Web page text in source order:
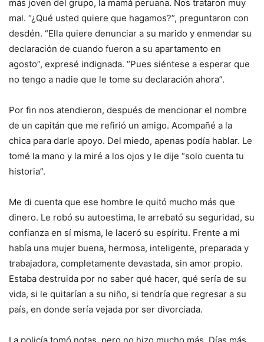
más joven del grupo, la mamá peruana. Nos trataron muy
mal. “¿Qué usted quiere que hagamos?”, preguntaron con
desdén. “Ella quiere denunciar a su marido y enmendar su
declaración de cuando fueron a su apartamento en
agosto”, expresé indignada. “Pues siéntese a esperar que
no tengo a nadie que le tome su declaración ahora”.
Por fin nos atendieron, después de mencionar el nombre
de un capitán que me refirió un amigo. Acompañé a la
chica para darle apoyo. Del miedo, apenas podía hablar. Le
tomé la mano y la miré a los ojos y le dije “solo cuenta tu
historia”.
Me di cuenta que ese hombre le quitó mucho más que
dinero. Le robó su autoestima, le arrebató su seguridad, su
confianza en sí misma, le laceró su espíritu. Frente a mi
había una mujer buena, hermosa, inteligente, preparada y
trabajadora, completamente devastada, sin amor propio.
Estaba destruida por no saber qué hacer, qué sería de su
vida, si le quitarían a su niño, si tendría que regresar a su
país, en donde sería vejada por ser divorciada.